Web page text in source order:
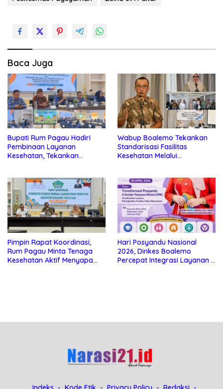
Baca Juga
Bupati Rum Pagau Hadiri
Pembinaan Layanan
Kesehatan, Tekankan
Wabup Boalemo Tekankan
Standarisasi Fasilitas
Kesehatan Melalui
Pimpin Rapat Koordinasi,
Rum Pagau Minta Tenaga
Kesehatan Aktif Menyapa
Hari Posyandu Nasional
2026, Dinkes Boalemo
Percepat Integrasi Layanan 6